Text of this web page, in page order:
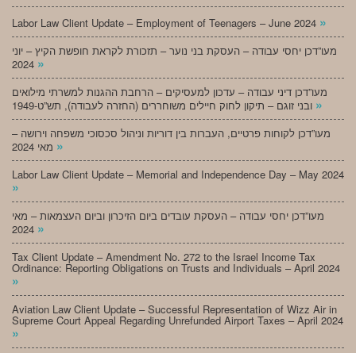
Labor Law Client Update – Employment of Teenagers – June 2024 »
מעו”דכן יחסי עבודה – העסקת בני נוער – תזכורת לקראת חופשת הקיץ – יוני
»
מעו”דכן דיני עבודה – עדכון למעסיקים – הרחבת ההגנות למשרתי מילואים
»
מעו”דכן לקוחות פרטיים, העברות בין דוריות וניהול סכסוכי משפחה וירושה –
»
Labor Law Client Update – Memorial and Independence Day – May 2024
»
מעו”דכן יחסי עבודה – העסקת עובדים ביום הזיכרון וביום העצמאות – מאי
»
Tax Client Update – Amendment No. 272 to the Israel Income Tax
Ordinance: Reporting Obligations on Trusts and Individuals – April 2024
»
Aviation Law Client Update – Successful Representation of Wizz Air in
Supreme Court Appeal Regarding Unrefunded Airport Taxes – April 2024
»